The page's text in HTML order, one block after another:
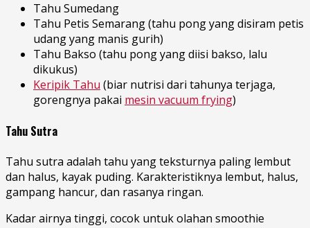
Tahu Sumedang
Tahu Petis Semarang (tahu pong yang disiram petis
udang yang manis gurih)
Tahu Bakso (tahu pong yang diisi bakso, lalu
dikukus)
Keripik Tahu (biar nutrisi dari tahunya terjaga,
gorengnya pakai mesin vacuum frying)
Tahu Sutra
Tahu sutra adalah tahu yang teksturnya paling lembut
dan halus, kayak puding. Karakteristiknya lembut, halus,
gampang hancur, dan rasanya ringan.
Kadar airnya tinggi, cocok untuk olahan smoothie